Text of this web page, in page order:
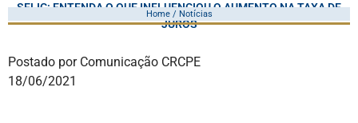
SELIC: ENTENDA O QUE INFLUENCIOU O AUMENTO NA TAXA DE
JUROS
Home / Notícias
Postado por Comunicação CRCPE
18/06/2021